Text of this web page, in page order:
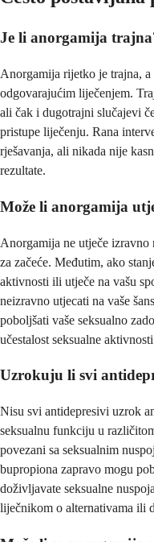
Je li anorgamija
Anorgamija rijetko je trajna,
odgovarajućim liječenjem.
ali čak i dugotrajni slučajevi
pristupe liječenju. Rana
rješavanja, ali nikada nije
rezultate.
Može li anorgamija
Anorgamija ne utječe izravno
za začeće. Međutim, ako
aktivnosti ili utječe na vašu
neizravno utjecati na vaše
poboljšati vaše seksualno
učestalost seksualne
Uzrokuju li svi
Nisu svi antidepresivi uzrok
seksualnu funkciju u
povezani sa seksualnim
bupropiona zapravo mogu
doživljavate seksualne
liječnikom o alternativama ili